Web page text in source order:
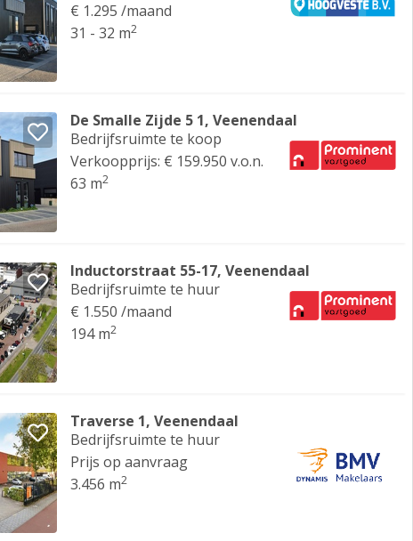
€ 1.295 /maand
31 - 32 m2
De Smalle Zijde 5 1, Veenendaal
Bedrijfsruimte te koop
Verkoopprijs: € 159.950 v.o.n.
63 m2
Inductorstraat 55-17, Veenendaal
Bedrijfsruimte te huur
€ 1.550 /maand
194 m2
Traverse 1, Veenendaal
Bedrijfsruimte te huur
Prijs op aanvraag
3.456 m2